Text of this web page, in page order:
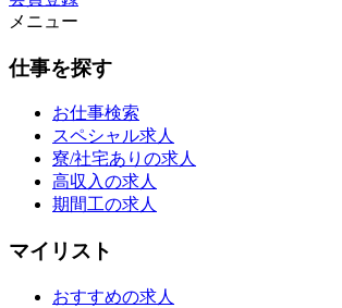
メニュー
仕事を探す
お仕事検索
スペシャル求人
寮/社宅ありの求人
高収入の求人
期間工の求人
マイリスト
おすすめの求人